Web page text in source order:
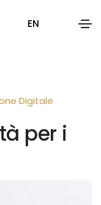
EN
Digitale
per i